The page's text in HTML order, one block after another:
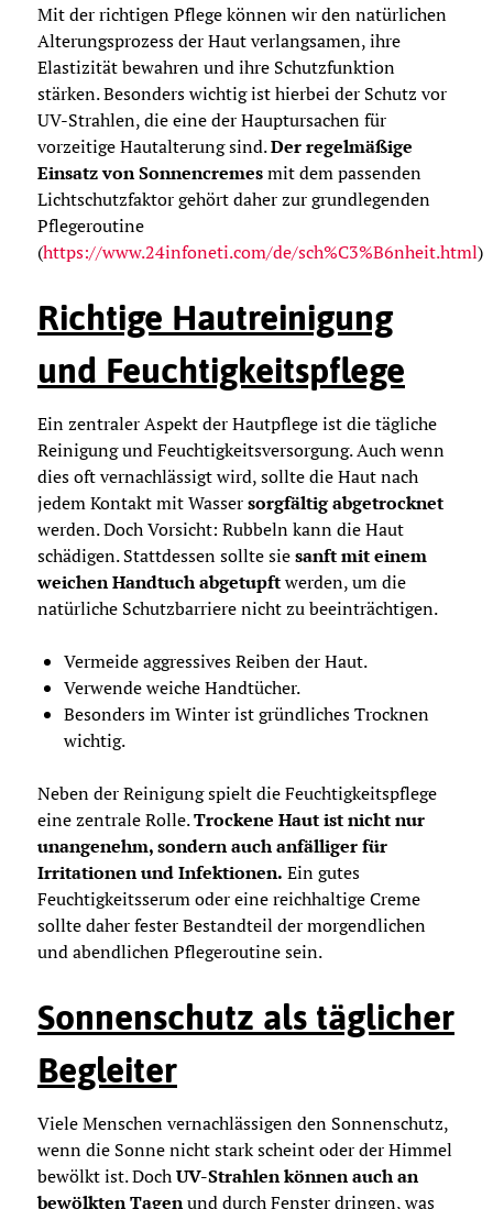
Mit der richtigen Pflege können wir den natürlichen
Alterungsprozess der Haut verlangsamen, ihre
Elastizität bewahren und ihre Schutzfunktion
stärken. Besonders wichtig ist hierbei der Schutz vor
UV-Strahlen, die eine der Hauptursachen für
vorzeitige Hautalterung sind.Der regelmäßige
Einsatz von Sonnencremesmit dem passenden
Lichtschutzfaktor gehört daher zur grundlegenden
Pflegeroutine
(https://www.24infoneti.com/de/sch%C3%B6nheit.html)
Richtige Hautreinigung
und Feuchtigkeitspflege
Ein zentraler Aspekt der Hautpflege ist die tägliche
Reinigung und Feuchtigkeitsversorgung. Auch wenn
dies oft vernachlässigt wird, sollte die Haut nach
jedem Kontakt mit Wassersorgfältig abgetrocknet
werden. Doch Vorsicht: Rubbeln kann die Haut
schädigen. Stattdessen sollte siesanft mit einem
weichen Handtuch abgetupftwerden, um die
natürliche Schutzbarriere nicht zu beeinträchtigen.
Vermeide aggressives Reiben der Haut.
Verwende weiche Handtücher.
Besonders im Winter ist gründliches Trocknen
wichtig.
Neben der Reinigung spielt die Feuchtigkeitspflege
eine zentrale Rolle.Trockene Haut ist nicht nur
unangenehm, sondern auch anfälliger für
Irritationen und Infektionen. Ein gutes
Feuchtigkeitsserum oder eine reichhaltige Creme
sollte daher fester Bestandteil der morgendlichen
und abendlichen Pflegeroutine sein.
Sonnenschutz als täglicher
Begleiter
Viele Menschen vernachlässigen den Sonnenschutz,
wenn die Sonne nicht stark scheint oder der Himmel
bewölkt ist. DochUV-Strahlen können auch an
bewölkten Tagenund durch Fenster dringen, was